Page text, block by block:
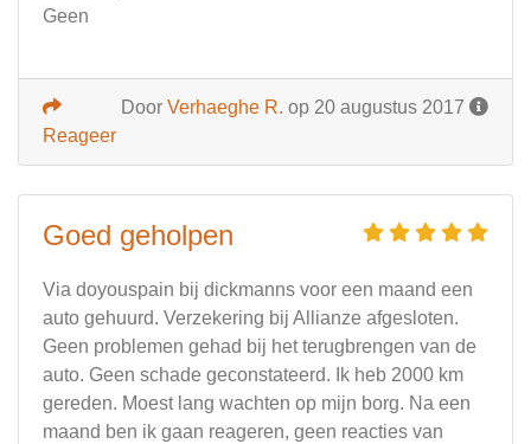
Geen
Door Verhaeghe R. op 20 augustus 2017
Reageer
Goed geholpen
Via doyouspain bij dickmanns voor een maand een
auto gehuurd. Verzekering bij Allianze afgesloten.
Geen problemen gehad bij het terugbrengen van de
auto. Geen schade geconstateerd. Ik heb 2000 km
gereden. Moest lang wachten op mijn borg. Na een
maand ben ik gaan reageren, geen reacties van